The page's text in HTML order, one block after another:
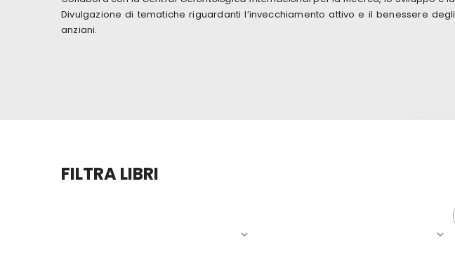
Divulgazione di tematiche riguardanti l’invecchiamento attivo e il benessere degli
anziani.
FILTRA LIBRI